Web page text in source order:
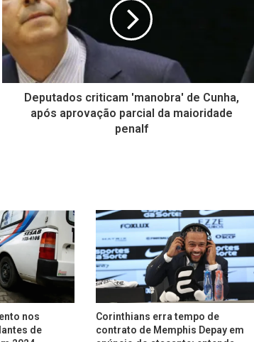
Deputados criticam 'manobra' de Cunha,
após aprovação parcial da maioridade
penalf
nos
de
Corinthians erra tempo de
contrato de Memphis Depay em